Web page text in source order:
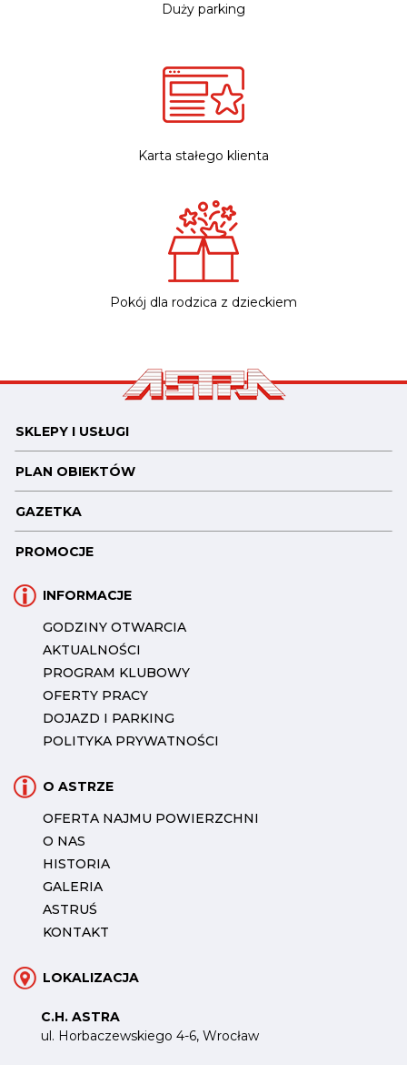
Duży parking
Karta stałego klienta
Pokój dla rodzica z dzieckiem
SKLEPY I USŁUGI
PLAN OBIEKTÓW
GAZETKA
PROMOCJE
INFORMACJE
GODZINY OTWARCIA
AKTUALNOŚCI
PROGRAM KLUBOWY
OFERTY PRACY
DOJAZD I PARKING
POLITYKA PRYWATNOŚCI
O ASTRZE
OFERTA NAJMU POWIERZCHNI
O NAS
HISTORIA
GALERIA
ASTRUŚ
KONTAKT
LOKALIZACJA
C.H. ASTRA
ul. Horbaczewskiego 4-6, Wrocław